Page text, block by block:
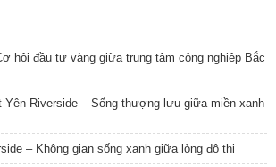
hội đầu tư vàng giữa trung tâm công nghiệp Bắc
Yên Riverside – Sống thượng lưu giữa miền xanh
– Không gian sống xanh giữa lòng đô thị